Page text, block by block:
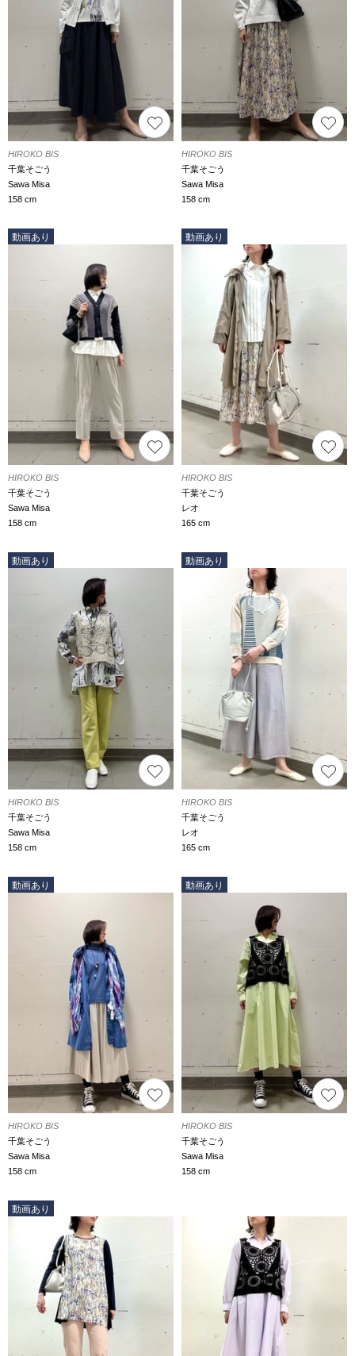
HIROKO BIS
千葉そごう
Sawa Misa
158 cm
HIROKO BIS
千葉そごう
Sawa Misa
158 cm
動画あり
HIROKO BIS
千葉そごう
Sawa Misa
158 cm
動画あり
HIROKO BIS
千葉そごう
レオ
165 cm
動画あり
HIROKO BIS
千葉そごう
Sawa Misa
158 cm
動画あり
HIROKO BIS
千葉そごう
レオ
165 cm
動画あり
HIROKO BIS
千葉そごう
Sawa Misa
158 cm
動画あり
HIROKO BIS
千葉そごう
Sawa Misa
158 cm
動画あり